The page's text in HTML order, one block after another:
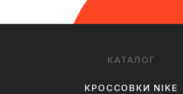
КАТАЛОГ
КРОССОВКИ NIKE